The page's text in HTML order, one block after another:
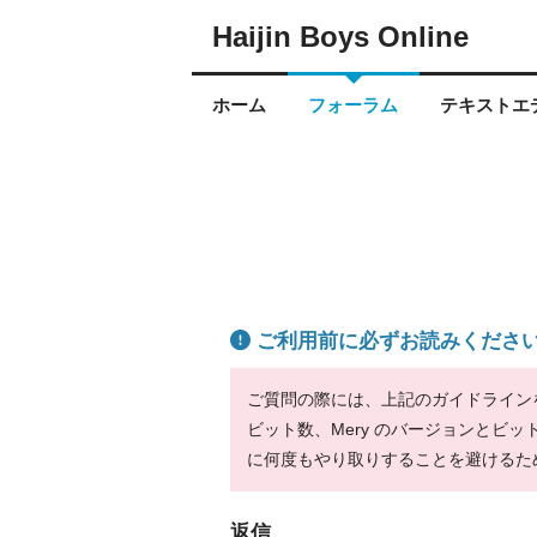
Haijin Boys Online
ホーム フォーラム テキストエ
ご利用前に必ずお読みくださ
ご質問の際には、上記のガイドライ
ビット数、Mery のバージョンとビッ
に何度もやり取りすることを避ける